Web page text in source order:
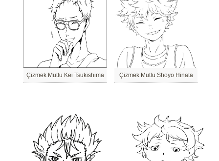
Çizmek Mutlu Kei Tsukishima Çizmek Mutlu Shoyo Hinata